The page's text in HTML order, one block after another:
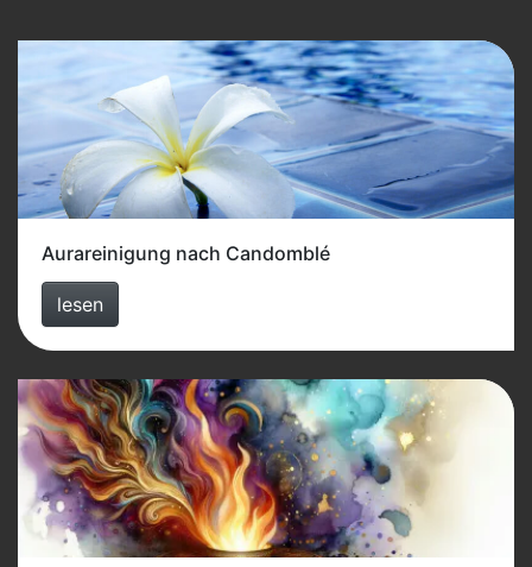
Aurareinigung nach Candomblé
lesen